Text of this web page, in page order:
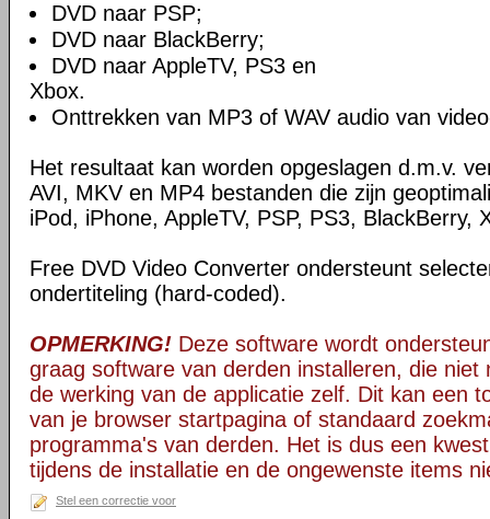
DVD naar PSP;
DVD naar BlackBerry;
DVD naar AppleTV, PS3 en
Xbox.
Onttrekken van MP3 of WAV audio van
Het resultaat kan worden opgeslagen d.m.v.
AVI, MKV en MP4 bestanden die zijn
iPod, iPhone, AppleTV, PSP, PS3, BlackBerry,
Free DVD Video Converter ondersteunt
ondertiteling (hard-coded).
OPMERKING! Deze software wordt
graag software van derden installeren, die niet
de werking van de applicatie zelf. Dit kan een
van je browser startpagina of standaard
programma's van derden. Het is dus een
tijdens de installatie en de ongewenste items
Stel een correctie voor